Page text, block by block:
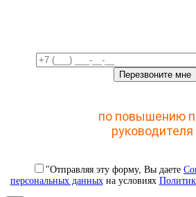
по повышению
"Отправляя эту форму, Вы даете
персональных данныхна условиях